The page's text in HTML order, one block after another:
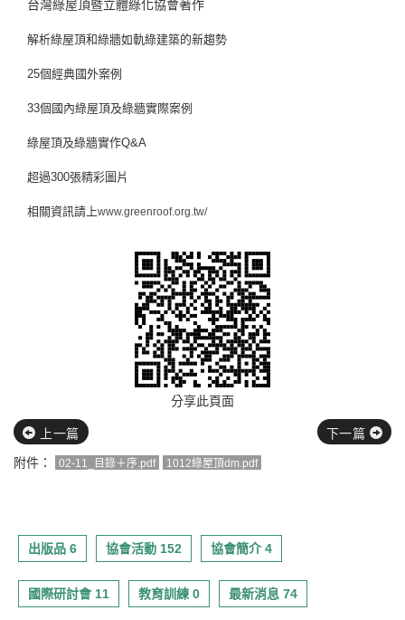
台灣綠屋頂暨立體綠化協會著作
解析綠屋頂和綠牆如軌綠建築的新趨勢
25個經典國外案例
33個國內綠屋頂及綠牆實際案例
綠屋頂及綠牆實作Q&A
超過300張精彩圖片
相關資訊請上www.greenroof.org.tw/
分享此頁面
上一篇
下一篇
附件：
02-11_目錄＋序.pdf 1012綠屋頂dm.pdf
出版品 6 協會活動 152 協會簡介 4
國際研討會 11 教育訓練 0 最新消息 74